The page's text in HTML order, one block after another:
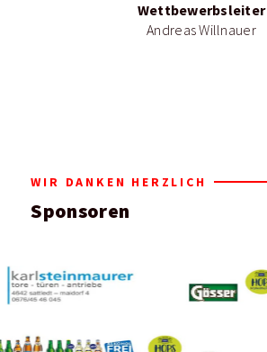
Wettbewerbsleiter
Andreas Willnauer
WIR DANKEN HERZLICH
Sponsoren